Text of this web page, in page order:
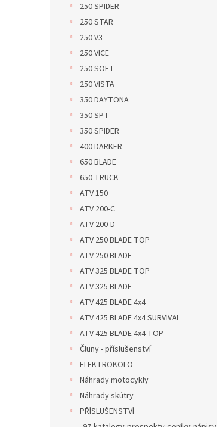
250 SPIDER
250 STAR
250 V3
250 VICE
250 SOFT
250 VISTA
350 DAYTONA
350 SPT
350 SPIDER
400 DARKER
650 BLADE
650 TRUCK
ATV 150
ATV 200-C
ATV 200-D
ATV 250 BLADE TOP
ATV 250 BLADE
ATV 325 BLADE TOP
ATV 325 BLADE
ATV 425 BLADE 4x4
ATV 425 BLADE 4x4 SURVIVAL
ATV 425 BLADE 4x4 TOP
Čluny - příslušenství
ELEKTROKOLO
Náhrady motocykly
Náhrady skútry
PŘÍSLUŠENSTVÍ